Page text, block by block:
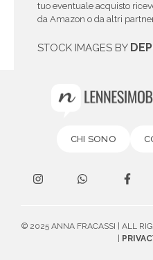
tuo eventuale acquisto
da Amazon o da altri
STOCK IMAGES BY
CHI SONO
© 2025 ANNA FRACASSI | ALL